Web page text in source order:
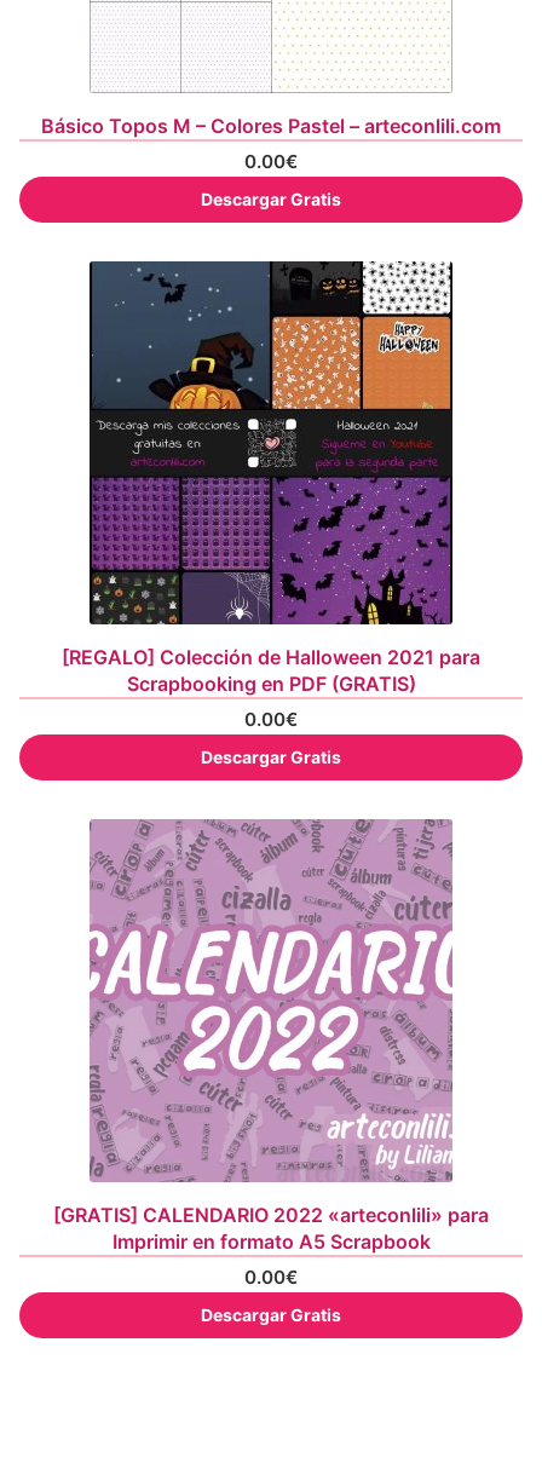
Básico Topos M – Colores Pastel – arteconlili.com
0.00€
Descargar Gratis
[REGALO] Colección de Halloween 2021 para
Scrapbooking en PDF (GRATIS)
0.00€
Descargar Gratis
[GRATIS] CALENDARIO 2022 «arteconlili» para
Imprimir en formato A5 Scrapbook
0.00€
Descargar Gratis